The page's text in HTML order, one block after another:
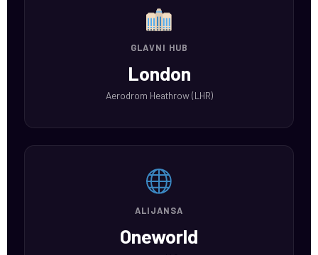
GLAVNI HUB
London
Aerodrom Heathrow (LHR)
ALIJANSA
Oneworld